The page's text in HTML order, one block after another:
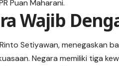
Puan Maharani.
Wajib
Setiyawan, menegaskan
Negara memiliki tiga